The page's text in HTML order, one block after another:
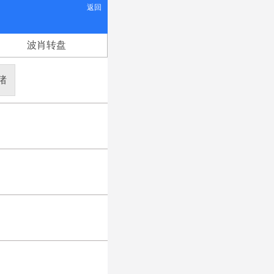
返回
波肖转盘